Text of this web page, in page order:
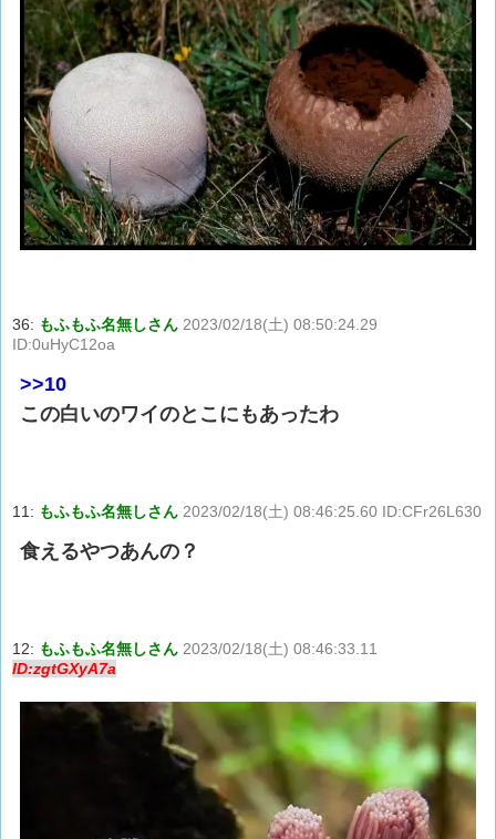
36: もふもふ名無しさん 2023/02/18(土) 08:50:24.29
ID:0uHyC12oa
>>10
この白いのワイのとこにもあったわ
11: もふもふ名無しさん 2023/02/18(土) 08:46:25.60 ID:CFr26L630
食えるやつあんの？
12: もふもふ名無しさん 2023/02/18(土) 08:46:33.11
ID:zgtGXyA7a